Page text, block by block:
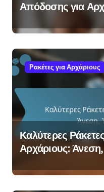
Απόδοσης για
Προδιαγραφές
Ρακέτες για Αρχάριους
Καλύτερες
Αρχάριους: